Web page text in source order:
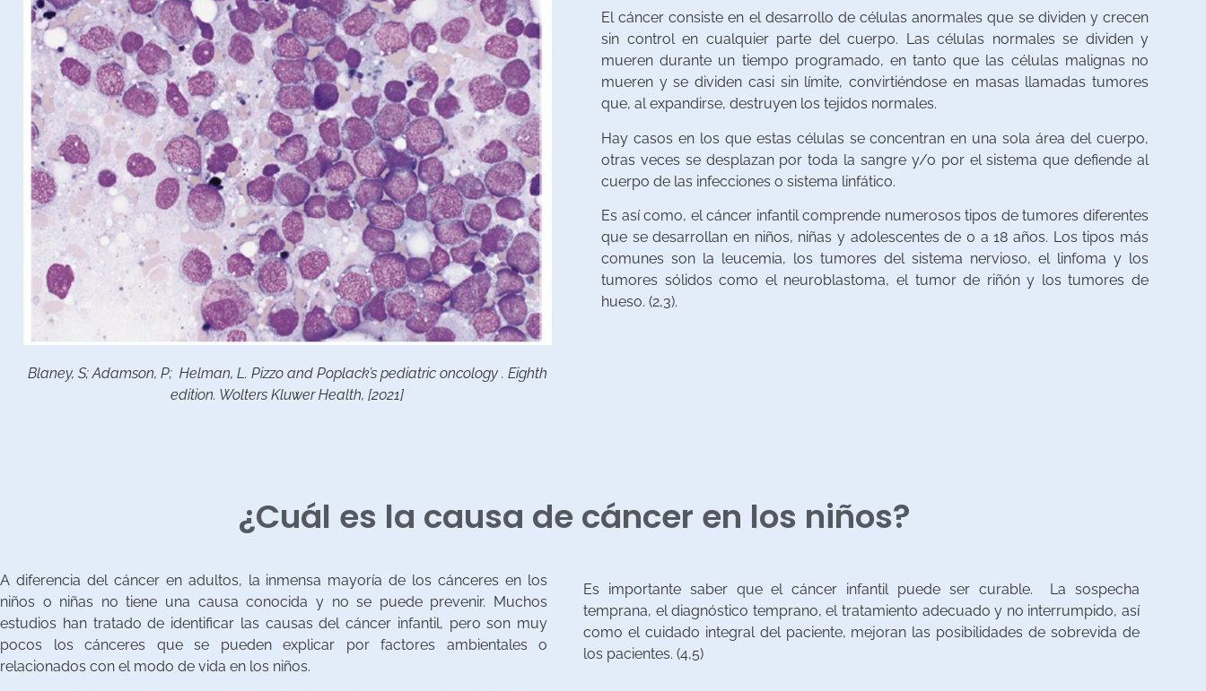
Blaney, S; Adamson, P; Helman, L. Pizzo and Poplack’s pediatric oncology . Eighth
edition. Wolters Kluwer Health, [2021]
El cáncer consiste en el desarrollo de células anormales que se dividen y crecen
sin control en cualquier parte del cuerpo. Las células normales se dividen y
mueren durante un tiempo programado, en tanto que las células malignas no
mueren y se dividen casi sin límite, convirtiéndose en masas llamadas tumores
que, al expandirse, destruyen los tejidos normales.
Hay casos en los que estas células se concentran en una sola área del cuerpo,
otras veces se desplazan por toda la sangre y/o por el sistema que defiende al
cuerpo de las infecciones o sistema linfático.
Es así como, el cáncer infantil comprende numerosos tipos de tumores diferentes
que se desarrollan en niños, niñas y adolescentes de 0 a 18 años. Los tipos más
comunes son la leucemia, los tumores del sistema nervioso, el linfoma y los
tumores sólidos como el neuroblastoma, el tumor de riñón y los tumores de
hueso. (2,3).
¿Cuál es la causa de cáncer en los niños?
A diferencia del cáncer en adultos, la inmensa mayoría de los cánceres en los
niños o niñas no tiene una causa conocida y no se puede prevenir. Muchos
estudios han tratado de identificar las causas del cáncer infantil, pero son muy
pocos los cánceres que se pueden explicar por factores ambientales o
relacionados con el modo de vida en los niños.
Es importante saber que el cáncer infantil puede ser curable.
La sospecha
temprana, el diagnóstico temprano, el tratamiento adecuado y no interrumpido, así
como el cuidado integral del paciente, mejoran las posibilidades de sobrevida de
los pacientes. (4,5)